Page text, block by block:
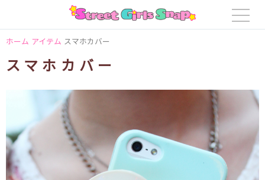
ホーム アイテム スマホカバー
スマホカバー